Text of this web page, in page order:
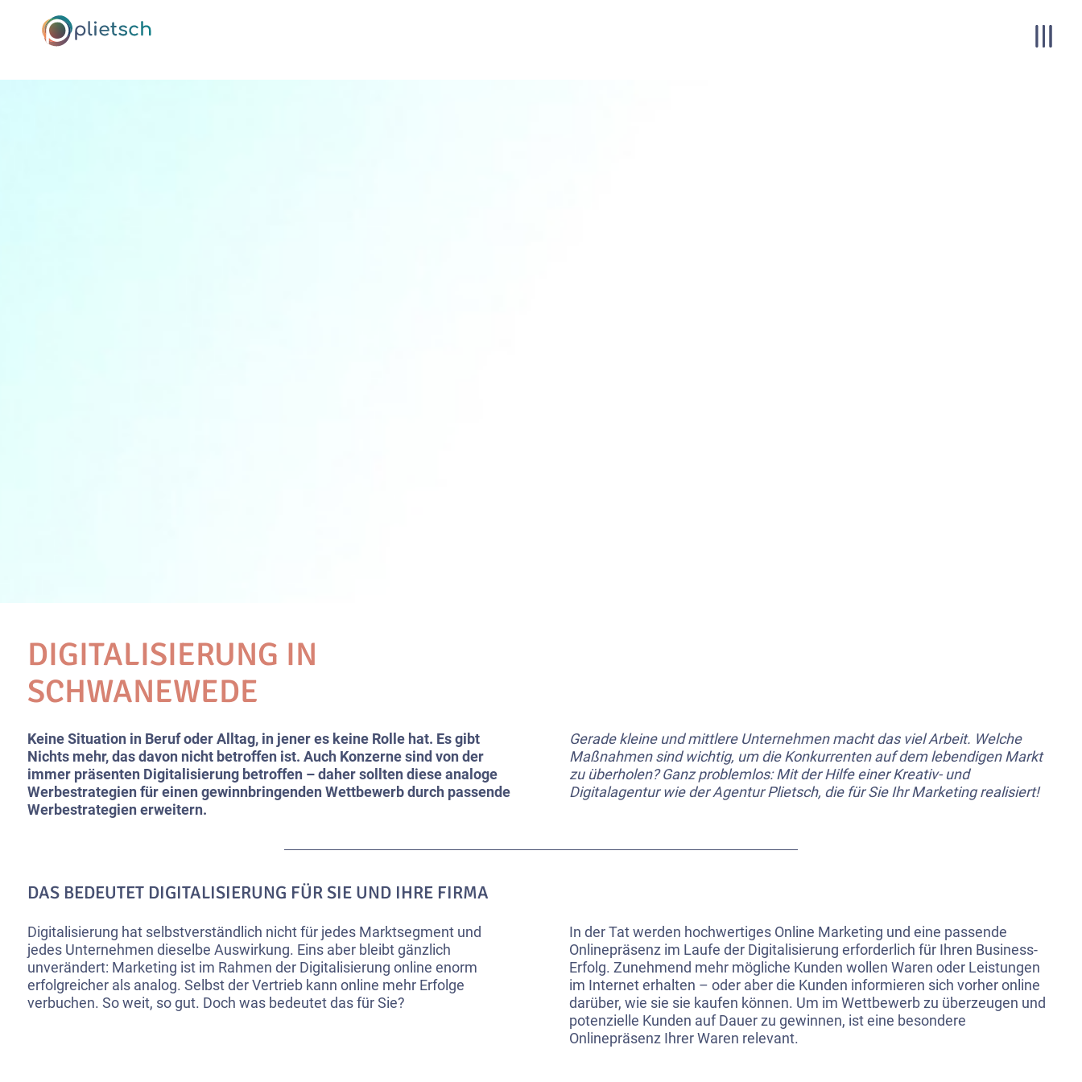
DIGITALISIERUNG IN
SCHWANEWEDE
Keine Situation in Beruf oder Alltag, in jener es keine Rolle hat. Es gibt
Nichts mehr, das davon nicht betroffen ist. Auch Konzerne sind von der
immer präsenten Digitalisierung betroffen – daher sollten diese analoge
Werbestrategien für einen gewinnbringenden Wettbewerb durch passende
Werbestrategien erweitern.
Gerade kleine und mittlere Unternehmen macht das viel Arbeit. Welche
Maßnahmen sind wichtig, um die Konkurrenten auf dem lebendigen Markt
zu überholen? Ganz problemlos: Mit der Hilfe einer Kreativ- und
Digitalagentur wie der Agentur Plietsch, die für Sie Ihr Marketing realisiert!
DAS BEDEUTET DIGITALISIERUNG FÜR SIE UND IHRE FIRMA
Digitalisierung hat selbstverständlich nicht für jedes Marktsegment und
jedes Unternehmen dieselbe Auswirkung. Eins aber bleibt gänzlich
unverändert: Marketing ist im Rahmen der Digitalisierung online enorm
erfolgreicher als analog. Selbst der Vertrieb kann online mehr Erfolge
verbuchen. So weit, so gut. Doch was bedeutet das für Sie?
In der Tat werden hochwertiges Online Marketing und eine passende
Onlinepräsenz im Laufe der Digitalisierung erforderlich für Ihren Business-
Erfolg. Zunehmend mehr mögliche Kunden wollen Waren oder Leistungen
im Internet erhalten – oder aber die Kunden informieren sich vorher online
darüber, wie sie sie kaufen können. Um im Wettbewerb zu überzeugen und
potenzielle Kunden auf Dauer zu gewinnen, ist eine besondere
Onlinepräsenz Ihrer Waren relevant.